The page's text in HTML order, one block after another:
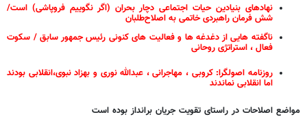
نهادهای بنیادین حیات اجتماعی دچار بحران (اگر نگوییم فروپاشی) است/
شش فرمان راهبردی خاتمی به اصلاح‌طلبان
ناگفته هایی از دغدغه ها و فعالیت های کنونی رئیس جمهور سابق / سکوت
فعال ، استراتژی روحانی
روزنامه اصولگرا: کروبی ، مهاجرانی ، عبدالله نوری و بهزاد نبوی،انقلابی بودند
اما انقلابی نماندند
مواضع اصلاحات در راستای تقویت جریان برانداز بوده است